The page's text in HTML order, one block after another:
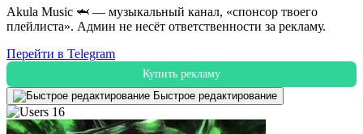
Akula Music 🦈 — музыкальный канал, «спонсор твоего
плейлиста». Админ не несёт ответственности за рекламу.
Перейти в Telegram
Купить рекламу
Быстрое редактирование
16